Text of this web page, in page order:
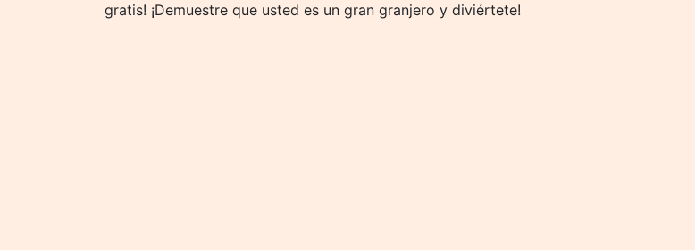
gratis! ¡Demuestre que usted es un gran granjero y diviértete!